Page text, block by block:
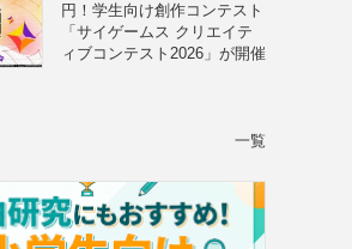
円！学生向け創作コンテスト
「サイゲームス クリエイテ
ィブコンテスト2026」が開催
一覧